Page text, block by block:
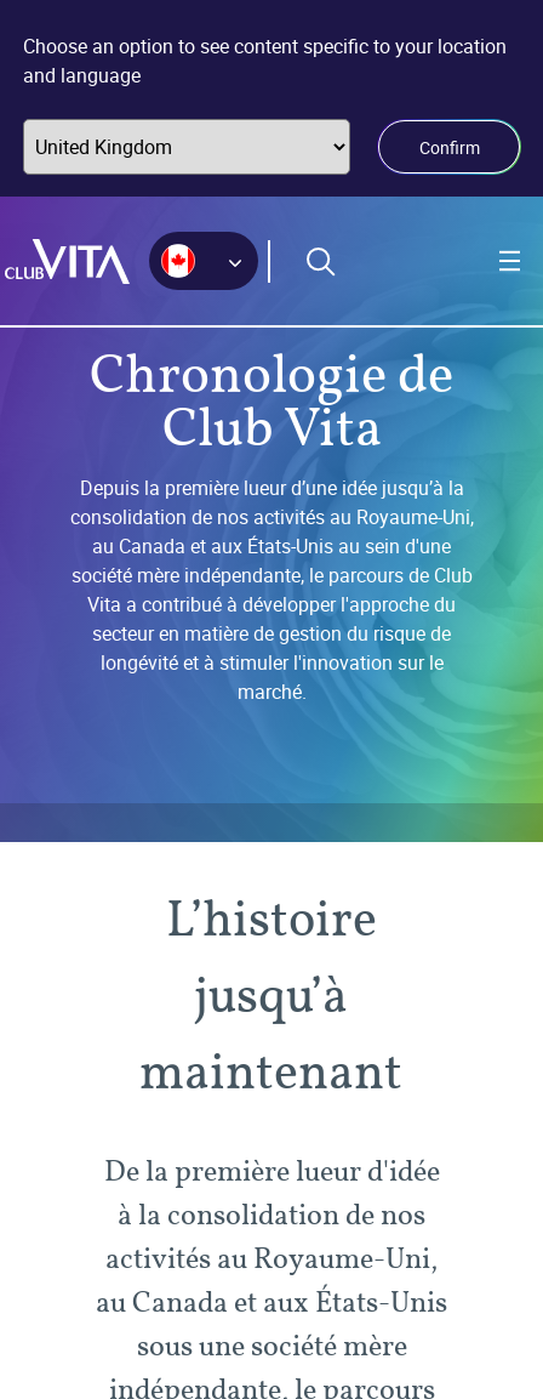
plan
site
d’accessibilité
contenu
Choose an option to see content specific to your location
and language
Confirm
Chronologie de
Club Vita
Depuis la première lueur d’une idée jusqu’à la
consolidation de nos activités au Royaume-Uni,
au Canada et aux États-Unis au sein d'une
société mère indépendante, le parcours de Club
Vita a contribué à développer l'approche du
secteur en matière de gestion du risque de
longévité et à stimuler l'innovation sur le
marché.
L’histoire
jusqu’à
maintenant
De la première lueur d'idée
à la consolidation de nos
activités au Royaume-Uni,
au Canada et aux États-Unis
sous une société mère
indépendante, le parcours